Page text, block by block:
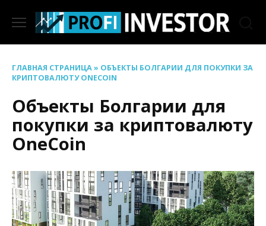
содержанию
ГЛАВНАЯ СТРАНИЦА» ОБЪЕКТЫ БОЛГАРИИ ДЛЯ ПОКУПКИ ЗА
КРИПТОВАЛЮТУ ONECOIN
Объекты Болгарии для
покупки за криптовалюту
OneCoin